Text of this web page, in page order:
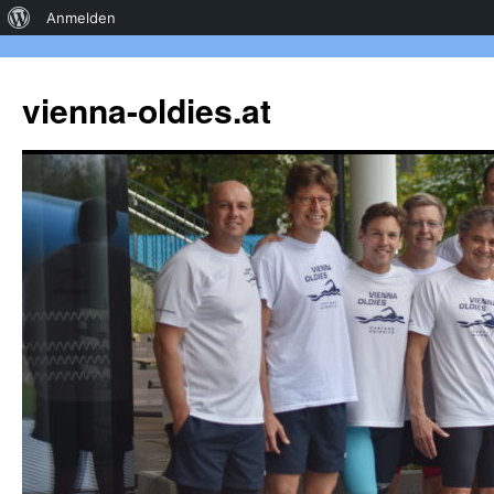
Über
Anmelden
vienna-oldies.at